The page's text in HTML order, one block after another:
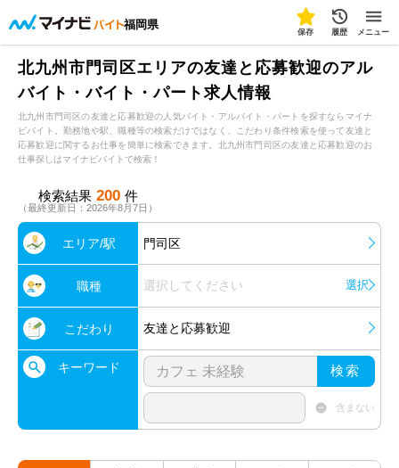
福岡県
保存 履歴 メニュー
北九州市門司区エリアの友達と応募歓迎のアル
バイト・バイト・パート求人情報
北九州市門司区の友達と応募歓迎の人気バイト・アルバイト・パートを探すならマイナ
ビバイト。勤務地や駅、職種等の検索だけではなく、こだわり条件検索を使って友達と
応募歓迎に関するお仕事を簡単に検索できます。北九州市門司区の友達と応募歓迎のお
仕事探しはマイナビバイトで検索！
検索結果 200 件
（最終更新日：2026年8月7日）
エリア/駅 門司区
職種 選択してください 選択
こだわり 友達と応募歓迎
キーワード 検索
含まない